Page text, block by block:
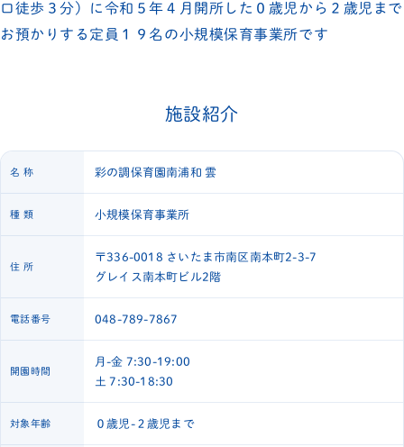
口徒歩３分）に令和５年４月開所した０歳児から２歳児まで
お預かりする定員１９名の小規模保育事業所です
施設紹介
名 称 彩の調保育園南浦和 雲
種 類 小規模保育事業所
住 所
〒336-0018 さいたま市南区南本町2-3-7
グレイス南本町ビル2階
電話番号 048-789-7867
開園時間
月-金 7:30-19:00
土 7:30-18:30
対象年齢 ０歳児-２歳児まで